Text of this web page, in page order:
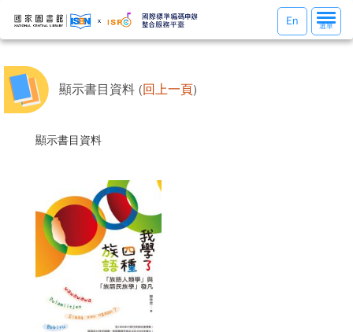
選
單
選單
En
顯示書目資料 (回上一頁)
顯示書目資料